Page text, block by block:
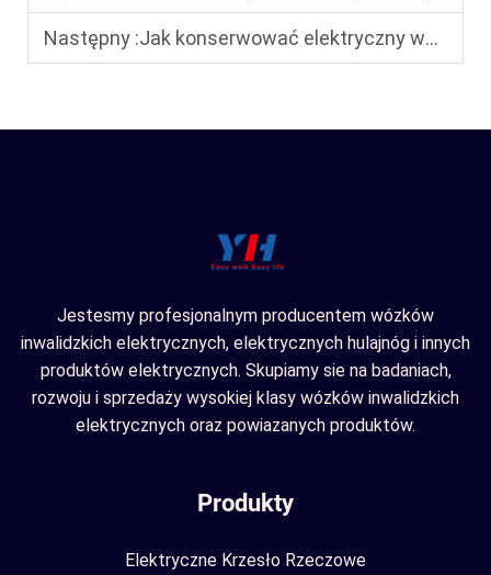
Następny :Jak konserwować elektryczny wózek inwalidzki: niezbędne wskazówki dotyczące konserwacji w celu przedłużenia jego trwałości
Jestesmy profesjonalnym producentem wózków
inwalidzkich elektrycznych, elektrycznych hulajnóg i innych
produktów elektrycznych. Skupiamy sie na badaniach,
rozwoju i sprzedaży wysokiej klasy wózków inwalidzkich
elektrycznych oraz powiazanych produktów.
Produkty
Elektryczne Krzesło Rzeczowe